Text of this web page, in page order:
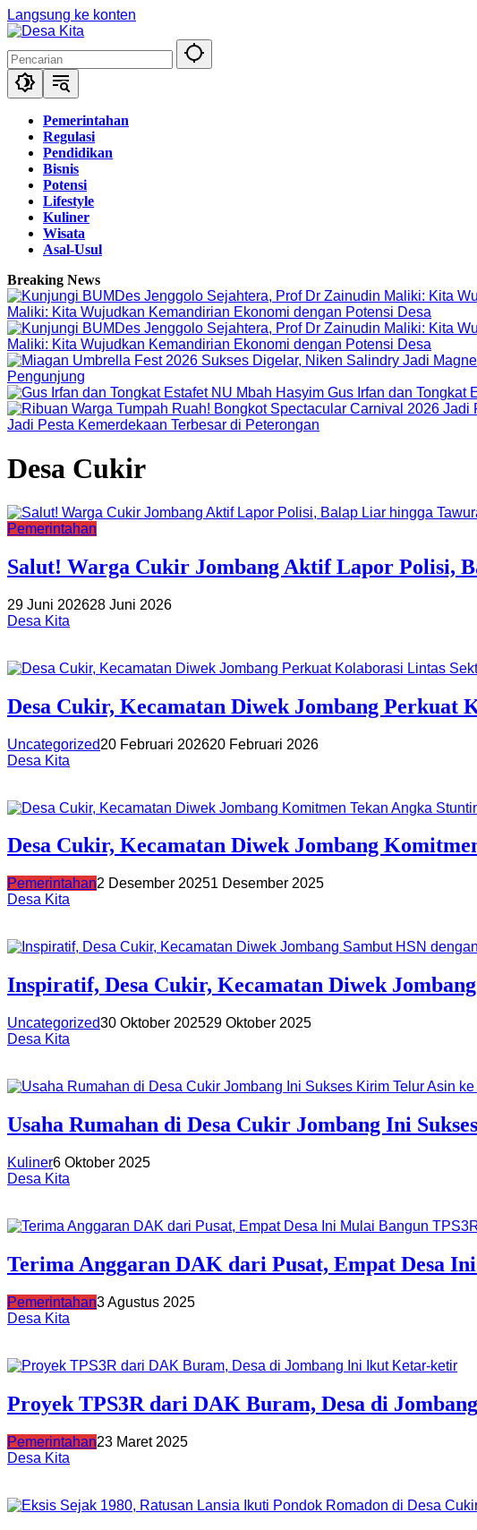
Langsung ke konten
Pemerintahan
Regulasi
Pendidikan
Bisnis
Potensi
Lifestyle
Kuliner
Wisata
Asal-Usul
Breaking News
Maliki: Kita Wujudkan Kemandirian Ekonomi dengan Potensi Desa
Maliki: Kita Wujudkan Kemandirian Ekonomi dengan Potensi Desa
Pengunjung
Gus Irfan dan Tongkat
Jadi Pesta Kemerdekaan Terbesar di Peterongan
Desa Cukir
Pemerintahan
Salut! Warga Cukir Jombang Aktif Lapor Polisi,
29 Juni 202628 Juni 2026
Desa Kita
Desa Cukir, Kecamatan Diwek Jombang Perkuat
Uncategorized20 Februari 202620 Februari 2026
Desa Kita
Desa Cukir, Kecamatan Diwek Jombang
Pemerintahan2 Desember 20251 Desember 2025
Desa Kita
Inspiratif, Desa Cukir, Kecamatan Diwek
Uncategorized30 Oktober 202529 Oktober 2025
Desa Kita
Usaha Rumahan di Desa Cukir Jombang Ini
Kuliner6 Oktober 2025
Desa Kita
Terima Anggaran DAK dari Pusat, Empat Desa
Pemerintahan3 Agustus 2025
Desa Kita
Proyek TPS3R dari DAK Buram, Desa di
Pemerintahan23 Maret 2025
Desa Kita